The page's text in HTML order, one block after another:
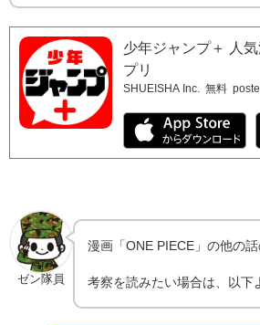
少年ジャンプ＋ 人
プリ
SHUEISHA Inc. 無料
ゼン隊員
漫画「ONE PIECE」の他の
考察を読みたい場合は、以下